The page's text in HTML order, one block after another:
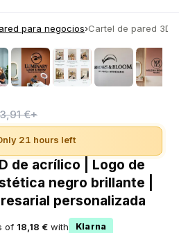
para negocios›Cartel de pared 3D
›
€+
21 hours left
de acrílico | Logo de
negro brillante |
personalizada
of 18,18 € with
Klarna